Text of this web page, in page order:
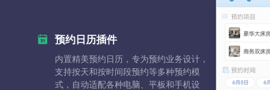
预约日历插件
内置精美预约日历，专为预约业务设计，
支持按天和按时间段预约等多种预约模
式，自动适配各种电脑、平板和手机设